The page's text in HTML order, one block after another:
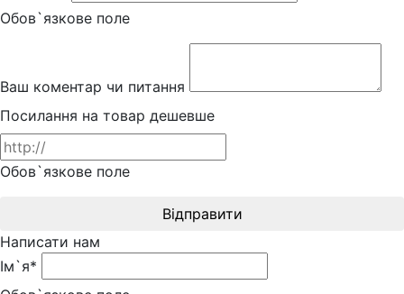
Обов`язкове поле
Ваш коментар чи питання
Посилання на товар дешевше
Обов`язкове поле
Відправити
Написати нам
Ім`я*